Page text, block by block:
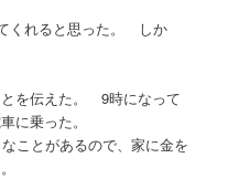
くれると思った。 しか
を伝えた。 9時になって
に乗った。
ことがあるので、家に金を